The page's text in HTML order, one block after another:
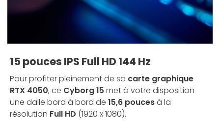
15 pouces IPS Full HD 144 Hz
Pour profiter pleinement de sa carte graphique
RTX 4050, ce Cyborg 15 met à votre disposition
une dalle bord à bord de 15,6 poucesà la
résolution Full HD (1920 x 1080).